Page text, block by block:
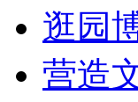
逛园
营造